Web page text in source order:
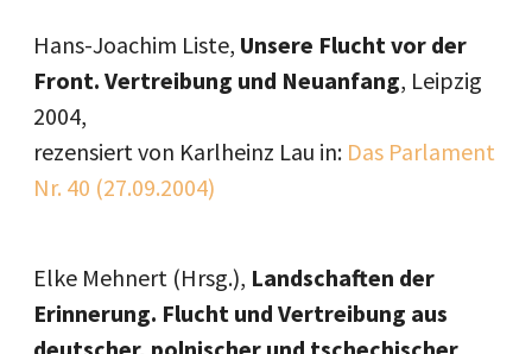
Hans-Joachim Liste, Unsere Flucht vor der
Front. Vertreibung und Neuanfang, Leipzig
2004,
rezensiert von Karlheinz Lau in: Das Parlament
Nr. 40 (27.09.2004)
Elke Mehnert (Hrsg.), Landschaften der
Erinnerung. Flucht und Vertreibung aus